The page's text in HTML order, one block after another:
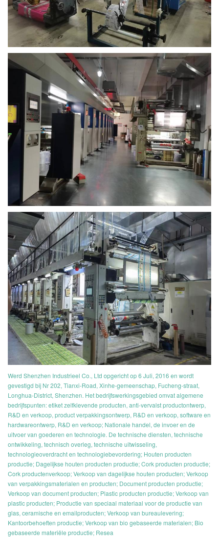
Werd Shenzhen Industrieel Co., Ltd opgericht op 6 Juli, 2016 en wordt
gevestigd bij Nr 202, Tianxi-Road, Xinhe-gemeenschap, Fucheng-straat,
Longhua-District, Shenzhen. Het bedrijfswerkingsgebied omvat algemene
bedrijfspunten: etiket zelfklevende producten, anti-vervalst productontwerp,
R&D en verkoop, product verpakkingsontwerp, R&D en verkoop, software en
hardwareontwerp, R&D en verkoop; Nationale handel, de invoer en de
uitvoer van goederen en technologie. De technische diensten, technische
ontwikkeling, technisch overleg, technische uitwisseling,
technologieoverdracht en technologiebevordering; Houten producten
productie; Dagelijkse houten producten productie; Cork producten productie;
Cork productenverkoop; Verkoop van dagelijkse houten producten; Verkoop
van verpakkingsmaterialen en producten; Document producten productie;
Verkoop van document producten; Plastic producten productie; Verkoop van
plastic producten; Productie van speciaal materiaal voor de productie van
glas, ceramische en emailproducten; Verkoop van bureaulevering;
Kantoorbehoeften productie; Verkoop van bio gebaseerde materialen; Bio
gebaseerde materiële productie; Resea